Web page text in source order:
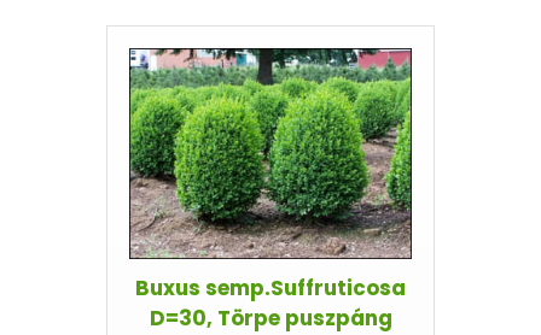
Buxus semp.Suffruticosa
D=30, Törpe puszpáng